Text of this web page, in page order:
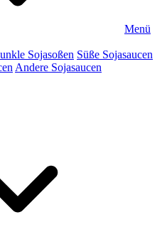
Menü
Sojasoßen Süße Sojasaucen
Andere Sojasaucen